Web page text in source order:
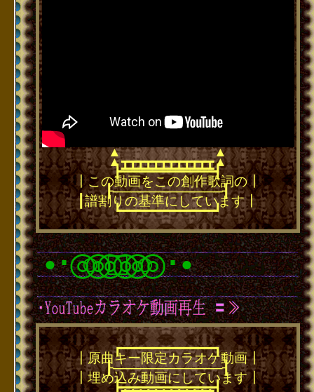
▲
┳┳┳┳┳┳┳┳┳┳┳┳
▲
▲━━━━━━━━━━━━▲
┣━━━━━━━━━━━━┫
┃この動画をこの創作歌詞の┃
┠────────────┨
┃譜割りの基準にしています┃
┗━━━━━━━━━━━━┛
●･◎○◎◎□◎◎○◎･●
┏━━━━━━━━━━━━┓
┃原曲キー限定カラオケ動画┃
┠────────────┨
┃埋め込み動画にしています┃
┣━━━━━━━━━━━━┫